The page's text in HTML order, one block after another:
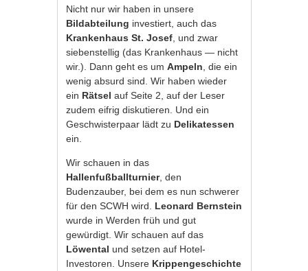
Nicht nur wir haben in unsere
Bildabteilung investiert, auch das
Krankenhaus St. Josef , und zwar
siebenstellig (das Krankenhaus — nicht
wir.). Dann geht es umAmpeln , die ein
wenig absurd sind. Wir haben wieder
ein Rätsel auf Seite 2, auf der Leser
zudem eifrig diskutieren. Und ein
Geschwisterpaar lädt zu Delikatessen
ein.
Wir schauen in das
Hallenfußballturnier, den
Budenzauber, bei dem es nun schwerer
für den SCWH wird. Leonard Bernstein
wurde in Werden früh und gut
gewürdigt. Wir schauen auf das
Löwental und setzen auf Hotel-
Investoren. Unsere Krippengeschichte